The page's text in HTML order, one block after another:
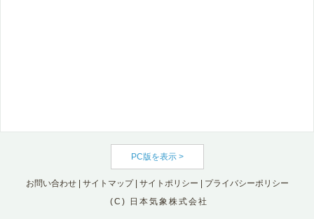
PC版を表示 >
お問い合わせ| サイトマップ| サイトポリシー
プライバシーポリシー
(C) 日本気象株式会社